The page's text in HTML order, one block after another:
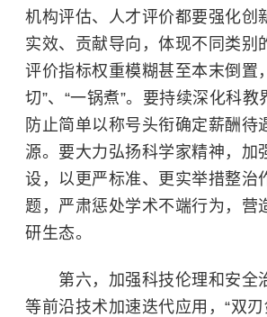
机构评估、人才评价都要强化创
实效、贡献导向，体现不同类别
评价指标权重模糊甚至本末倒置
切”、“一锅煮”。要持续深化科教
防止简单以称号头衔确定薪酬待
源。要大力弘扬科学家精神，加
设，以更严标准、更实举措整治
题，严肃惩处学术不端行为，营
研生态。
第六，加强科技伦理和安全
等前沿技术加速迭代应用，“双